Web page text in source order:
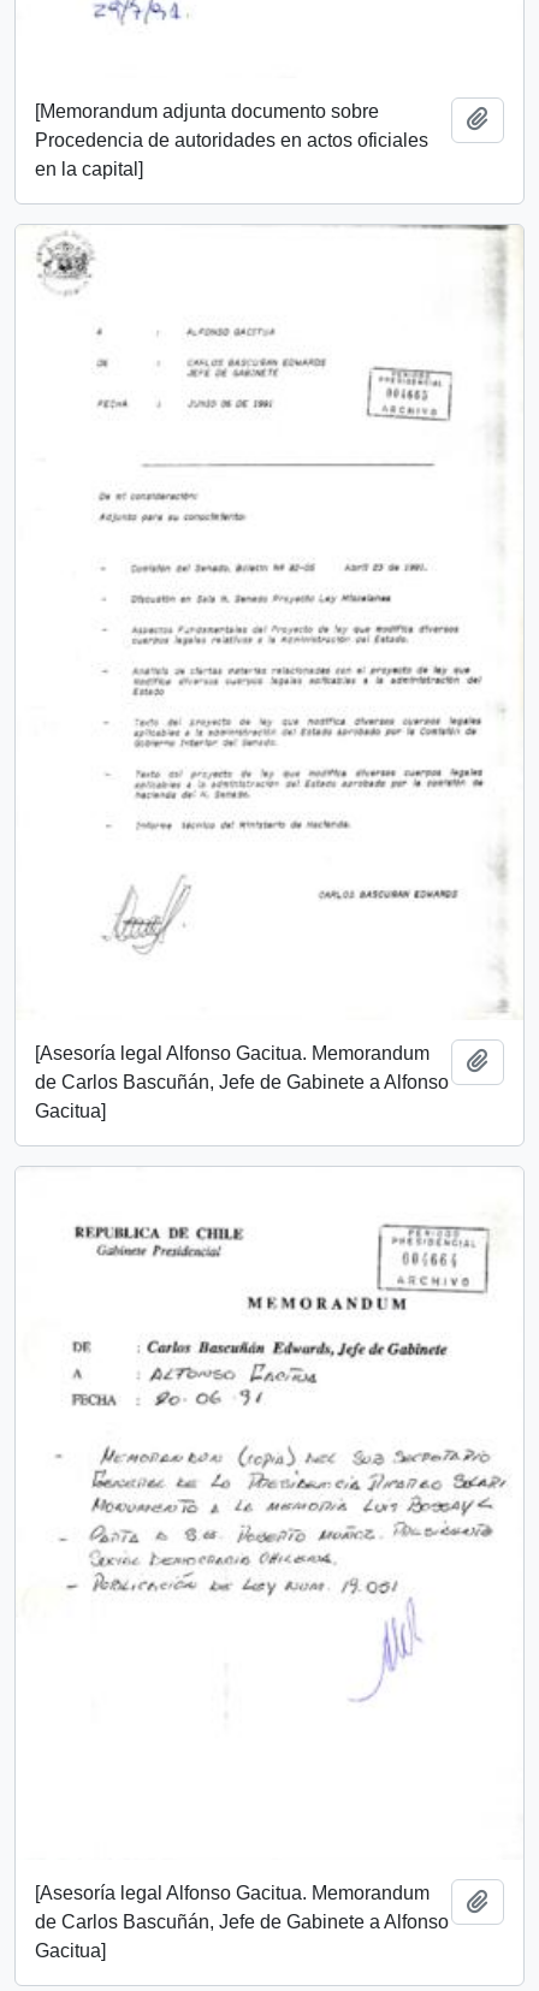
[Memorandum adjunta documento sobre
Procedencia de autoridades en actos oficiales
en la capital]
[Asesoría legal Alfonso Gacitua. Memorandum
de Carlos Bascuñán, Jefe de Gabinete a Alfonso
Gacitua]
[Asesoría legal Alfonso Gacitua. Memorandum
de Carlos Bascuñán, Jefe de Gabinete a Alfonso
Gacitua]